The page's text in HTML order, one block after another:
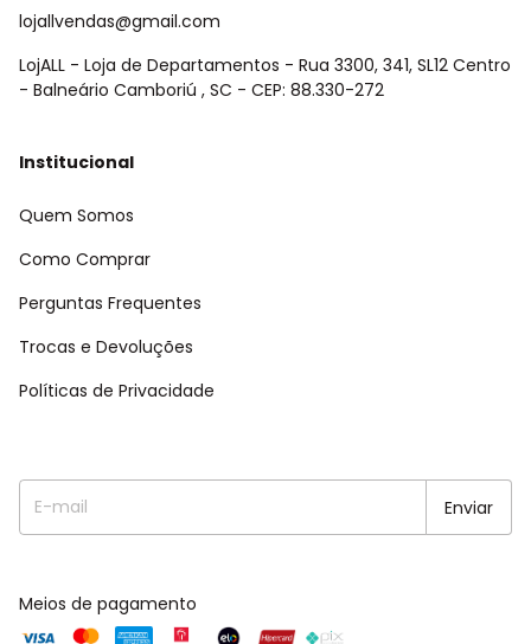
lojallvendas@gmail.com
LojALL - Loja de Departamentos - Rua 3300, 341, SL12 Centro
- Balneário Camboriú , SC - CEP: 88.330-272
Institucional
Quem Somos
Como Comprar
Perguntas Frequentes
Trocas e Devoluções
Políticas de Privacidade
Meios de pagamento